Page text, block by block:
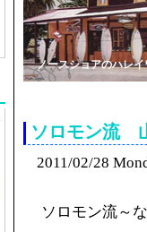
ノースショアのハレ
ソロモン流
2011/02/28
ソロモン流～